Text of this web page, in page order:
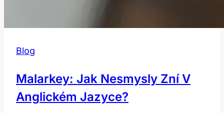
Blog
Malarkey: Jak Nesmysly Zní V
Anglickém Jazyce?